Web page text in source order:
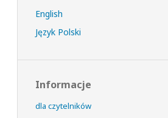
English
Język Polski
Informacje
dla czytelników